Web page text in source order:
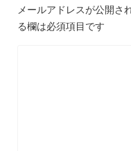
メールアドレスが公開さ
る欄は必須項目です